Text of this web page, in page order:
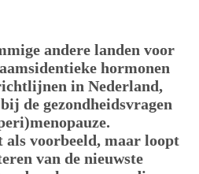
andere landen voor
hormonen
in Nederland,
de gezondheidsvragen
als voorbeeld, maar loopt
van de nieuwste